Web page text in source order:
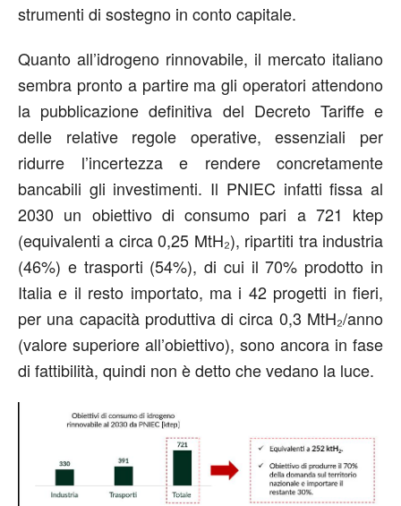
strumenti di sostegno in conto capitale.
Quanto all’idrogeno rinnovabile, il mercato italiano
sembra pronto a partire ma gli operatori attendono
la pubblicazione definitiva del Decreto Tariffe e
delle relative regole operative, essenziali per
ridurre l’incertezza e rendere concretamente
bancabili gli investimenti. Il PNIEC infatti fissa al
2030 un obiettivo di consumo pari a 721 ktep
(equivalenti a circa 0,25 MtH₂), ripartiti tra industria
(46%) e trasporti (54%), di cui il 70% prodotto in
Italia e il resto importato, ma i 42 progetti in fieri,
per una capacità produttiva di circa 0,3 MtH₂/anno
(valore superiore all’obiettivo), sono ancora in fase
di fattibilità, quindi non è detto che vedano la luce.